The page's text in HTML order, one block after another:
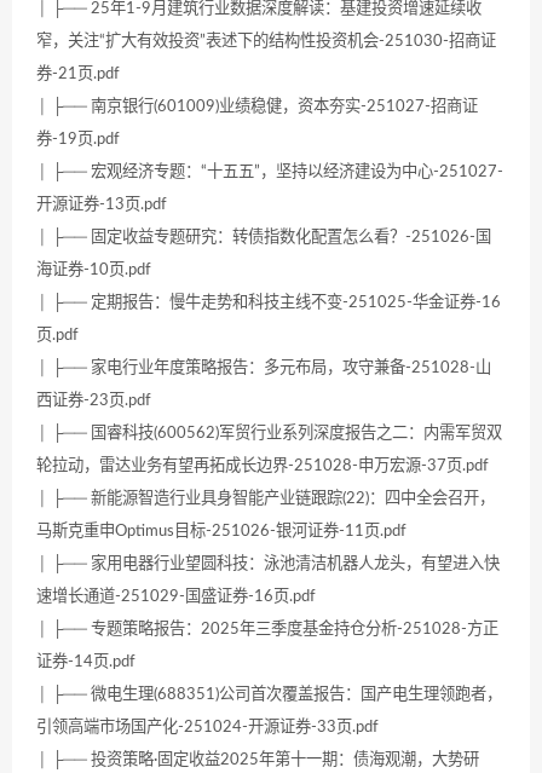
│ ├── 25年1-9月建筑行业数据深度解读：基建投资增速延续收
窄，关注“扩大有效投资”表述下的结构性投资机会-251030-招商证
券-21页.pdf
│ ├── 南京银行(601009)业绩稳健，资本夯实-251027-招商证
券-19页.pdf
│ ├── 宏观经济专题：“十五五”，坚持以经济建设为中心-251027-
开源证券-13页.pdf
│ ├── 固定收益专题研究：转债指数化配置怎么看？-251026-国
海证券-10页.pdf
│ ├── 定期报告：慢牛走势和科技主线不变-251025-华金证券-16
页.pdf
│ ├── 家电行业年度策略报告：多元布局，攻守兼备-251028-山
西证券-23页.pdf
│ ├── 国睿科技(600562)军贸行业系列深度报告之二：内需军贸双
轮拉动，雷达业务有望再拓成长边界-251028-申万宏源-37页.pdf
│ ├── 新能源智造行业具身智能产业链跟踪(22)：四中全会召开，
马斯克重申Optimus目标-251026-银河证券-11页.pdf
│ ├── 家用电器行业望圆科技：泳池清洁机器人龙头，有望进入快
速增长通道-251029-国盛证券-16页.pdf
│ ├── 专题策略报告：2025年三季度基金持仓分析-251028-方正
证券-14页.pdf
│ ├── 微电生理(688351)公司首次覆盖报告：国产电生理领跑者，
引领高端市场国产化-251024-开源证券-33页.pdf
│ ├── 投资策略·固定收益2025年第十一期：债海观潮，大势研